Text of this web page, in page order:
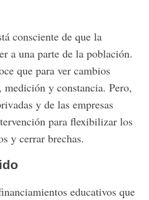
consciente de que la
a una parte de la población.
que para ver cambios
medición y constancia. Pero,
y de las empresas
para flexibilizar los
y cerrar brechas.
educativos que